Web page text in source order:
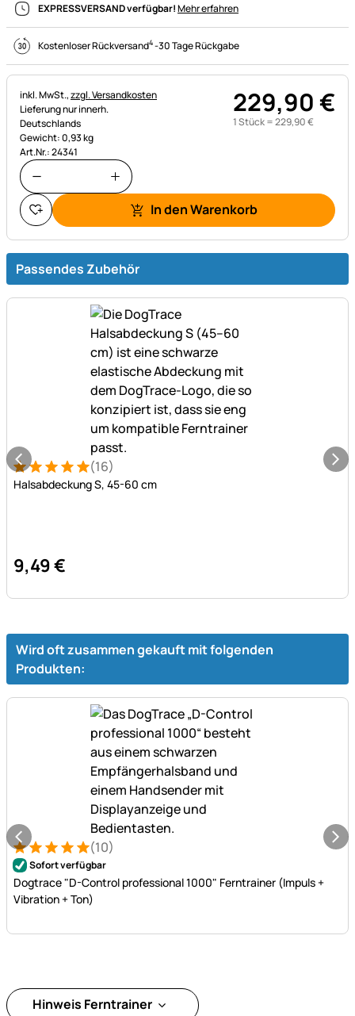
EXPRESSVERSAND verfügbar!Mehr erfahren
Kostenloser Rückversand4-30 Tage Rückgabe
Steuerhinweis:
inkl. MwSt.,zzgl. Versandkosten
Lieferung nur innerh.
Deutschlands
Gewicht: 0,93 kg
Art.Nr.: 24341
229,90€
1 Stück =229,90€
In den Warenkorb
Passendes Zubehör
Bewertung: 5 von 5 (16 Bewertungen)
16 Bewertungen
(16)
Halsabdeckung S, 45-60 cm
9,49€
Wird oft zusammen gekauft mit folgenden
Produkten:
Bewertung: 5 von 5 (10 Bewertungen)
10 Bewertungen
(10)
Sofort verfügbar
Dogtrace "D-Control professional 1000" Ferntrainer (Impuls +
Vibration + Ton)
Hinweis Ferntrainer